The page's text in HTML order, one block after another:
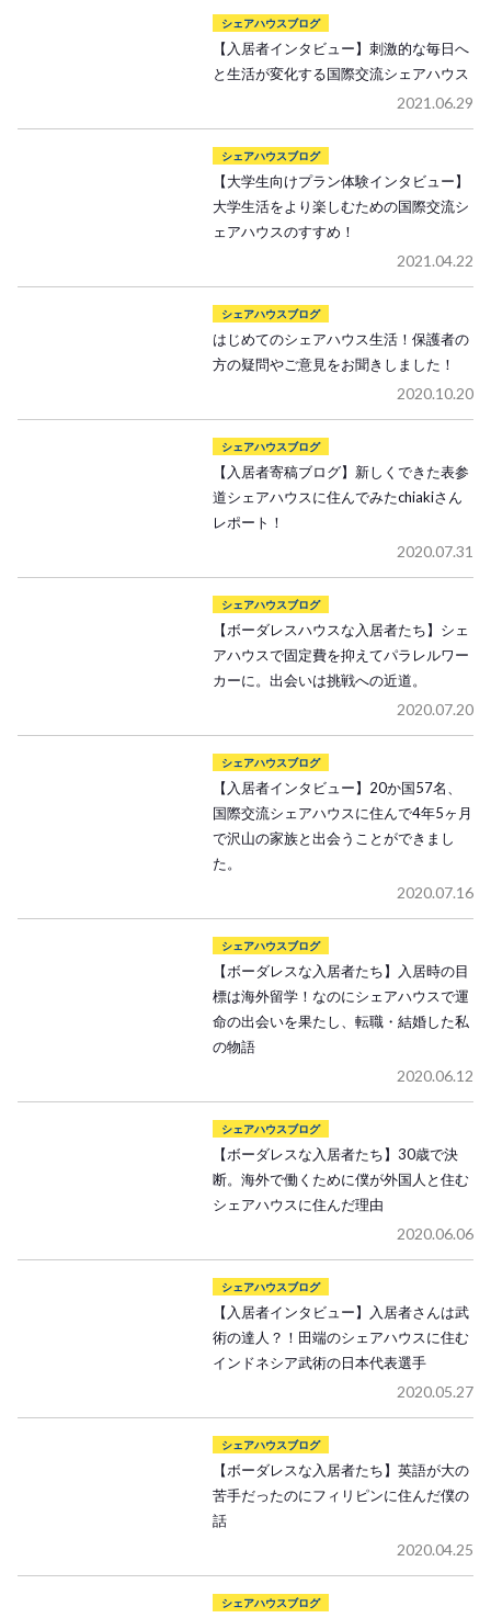
シェアハウスブログ
【入居者インタビュー】刺激的な毎日へ
と生活が変化する国際交流シェアハウス
2021.06.29
シェアハウスブログ
【大学生向けプラン体験インタビュー】
大学生活をより楽しむための国際交流シ
ェアハウスのすすめ！
2021.04.22
シェアハウスブログ
はじめてのシェアハウス生活！保護者の
方の疑問やご意見をお聞きしました！
2020.10.20
シェアハウスブログ
【入居者寄稿ブログ】新しくできた表参
道シェアハウスに住んでみたchiakiさん
レポート！
2020.07.31
シェアハウスブログ
【ボーダレスハウスな入居者たち】シェ
アハウスで固定費を抑えてパラレルワー
カーに。出会いは挑戦への近道。
2020.07.20
シェアハウスブログ
【入居者インタビュー】20か国57名、
国際交流シェアハウスに住んで4年5ヶ月
で沢山の家族と出会うことができまし
た。
2020.07.16
シェアハウスブログ
【ボーダレスな入居者たち】入居時の目
標は海外留学！なのにシェアハウスで運
命の出会いを果たし、転職・結婚した私
の物語
2020.06.12
シェアハウスブログ
【ボーダレスな入居者たち】30歳で決
断。海外で働くために僕が外国人と住む
シェアハウスに住んだ理由
2020.06.06
シェアハウスブログ
【入居者インタビュー】入居者さんは武
術の達人？！田端のシェアハウスに住む
インドネシア武術の日本代表選手
2020.05.27
シェアハウスブログ
【ボーダレスな入居者たち】英語が大の
苦手だったのにフィリピンに住んだ僕の
話
2020.04.25
シェアハウスブログ